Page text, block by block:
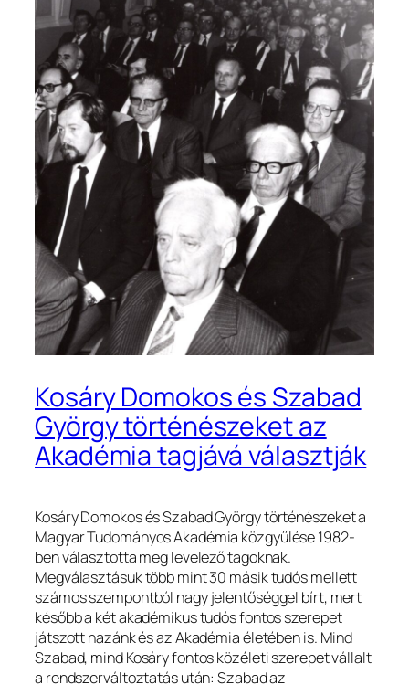
Kosáry Domokos és Szabad
György történészeket az
Akadémia tagjává választják
Kosáry Domokos és Szabad György történészeket a
Magyar Tudományos Akadémia közgyűlése 1982-
ben választotta meg levelező tagoknak.
Megválasztásuk több mint 30 másik tudós mellett
számos szempontból nagy jelentőséggel bírt, mert
később a két akadémikus tudós fontos szerepet
játszott hazánk és az Akadémia életében is. Mind
Szabad, mind Kosáry fontos közéleti szerepet vállalt
a rendszerváltoztatás után: Szabad az